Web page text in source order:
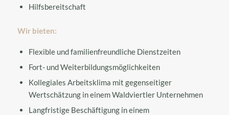
Hilfsbereitschaft
Wir bieten:
Flexible und familienfreundliche Dienstzeiten
Fort- und Weiterbildungsmöglichkeiten
Kollegiales Arbeitsklima mit gegenseitiger
Wertschätzung in einem Waldviertler Unternehmen
Langfristige Beschäftigung in einem